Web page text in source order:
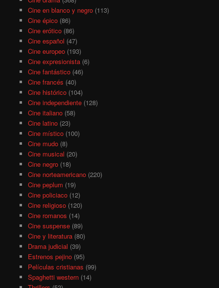
Cine en blanco y negro(113)
Cine épico(86)
Cine erótico(86)
Cine español (47)
Cine europeo(193)
Cine expresionista(6)
Cine fantástico(46)
Cine francés (40)
Cine histórico(104)
Cine independiente(128)
Cine italiano(58)
Cine latino(23)
Cine místico(100)
Cine mudo(8)
Cine musical (20)
Cine negro(18)
Cine norteamericano(220)
Cine peplum (19)
Cine policiaco(12)
Cine religioso(120)
Cine romanos (14)
Cine suspense(89)
Cine y literatura(80)
Drama judicial (39)
Estrenos pejino(95)
Películas cristianas (99)
Spaghetti western(14)